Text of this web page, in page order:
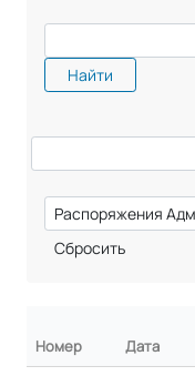
Найти
Сбросить
Номер Дата